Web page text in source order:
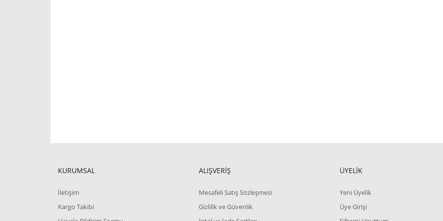
KURUMSAL
İletişim
Kargo Takibi
ALIŞVERİŞ
Mesafeli Satış Sözleşmesi
Gizlilik ve Güvenlik
ÜYELİK
Yeni Üyelik
Üye Girişi